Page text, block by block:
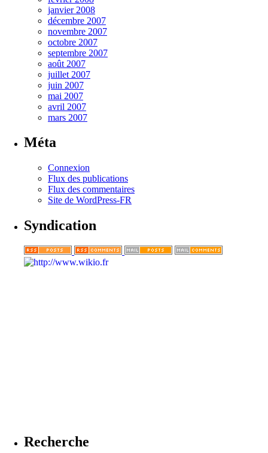
janvier 2008
décembre 2007
novembre 2007
octobre 2007
septembre 2007
août 2007
juillet 2007
juin 2007
mai 2007
avril 2007
mars 2007
Méta
Connexion
Flux des publications
Flux des commentaires
Site de WordPress-FR
Syndication
Recherche